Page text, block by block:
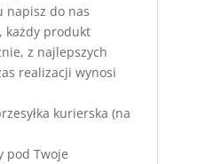
napisz do nas
każdy produkt
z najlepszych
realizacji wynosi
kurierska (na
pod Twoje